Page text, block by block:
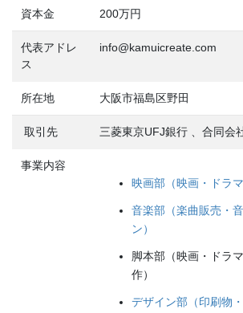
資本金 200万円
代表アドレ
ス
info@kamuicreate.com
所在地 大阪市福島区野田
取引先 三菱東京UFJ銀行 、合同会
事業内容
映画部（映画・ドラ
音楽部（楽曲販売・
ン）
脚本部（映画・ドラ
作）
デザイン部（印刷物